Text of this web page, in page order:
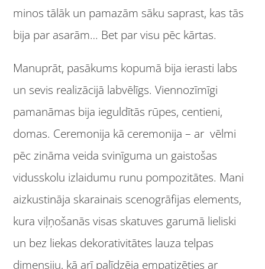
minos tālāk un pamazām sāku saprast, kas tās
bija par asarām… Bet par visu pēc kārtas.
Manuprāt, pasākums kopumā bija ierasti labs
un sevis realizācijā labvēlīgs. Viennozīmīgi
pamanāmas bija ieguldītās rūpes, centieni,
domas. Ceremonija kā ceremonija – ar vēlmi
pēc zināma veida svinīguma un gaistošas
vidusskolu izlaidumu runu pompozitātes. Mani
aizkustināja skarainais scenogrāfijas elements,
kura viļņošanās visas skatuves garumā lieliski
un bez liekas dekorativitātes lauza telpas
dimensiju, kā arī palīdzēja empatizēties ar